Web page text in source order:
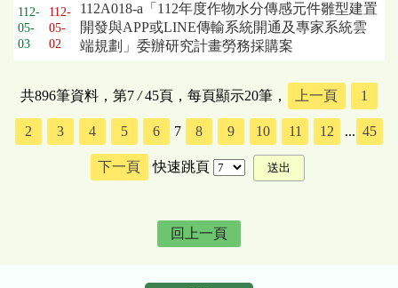
112-
05-
03
112-
05-
02
112A018-a「112年度作物水分傳感元件雛型建置
開發與APP或LINE傳輸系統開通及專家系統雲
端規劃」委辦研究計畫勞務採購案
共896筆資料，第7/45頁，每頁顯示20筆， 上一頁 1
2 3 4 5 6 7 8 9 10 11 12 ... 45
下一頁 快速跳頁
回上一頁